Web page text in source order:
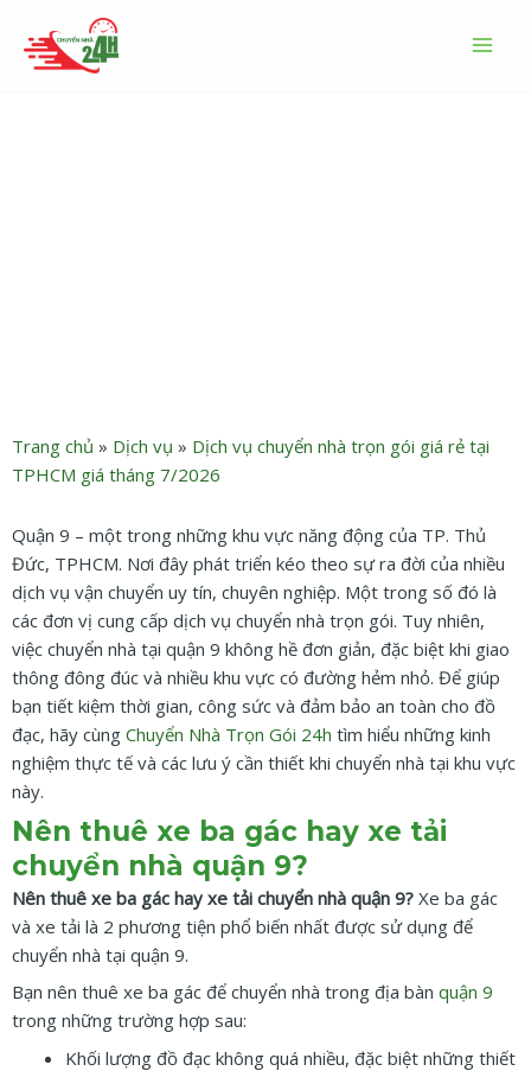
Trang chủ » Dịch vụ » Dịch vụ chuyển nhà trọn gói giá rẻ tại
TPHCM giá tháng 7/2026
Quận 9 – một trong những khu vực năng động của TP. Thủ
Đức, TPHCM. Nơi đây phát triển kéo theo sự ra đời của nhiều
dịch vụ vận chuyển uy tín, chuyên nghiệp. Một trong số đó là
các đơn vị cung cấp dịch vụ chuyển nhà trọn gói. Tuy nhiên,
việc chuyển nhà tại quận 9 không hề đơn giản, đặc biệt khi giao
thông đông đúc và nhiều khu vực có đường hẻm nhỏ. Để giúp
bạn tiết kiệm thời gian, công sức và đảm bảo an toàn cho đồ
đạc, hãy cùng Chuyển Nhà Trọn Gói 24h tìm hiểu những kinh
nghiệm thực tế và các lưu ý cần thiết khi chuyển nhà tại khu vực
này.
Nên thuê xe ba gác hay xe tải
chuyển nhà quận 9?
Nên thuê xe ba gác hay xe tải chuyển nhà quận 9? Xe ba gác
và xe tải là 2 phương tiện phổ biến nhất được sử dụng để
chuyển nhà tại quận 9.
Bạn nên thuê xe ba gác để chuyển nhà trong địa bàn quận 9
trong những trường hợp sau:
Khối lượng đồ đạc không quá nhiều, đặc biệt những thiết